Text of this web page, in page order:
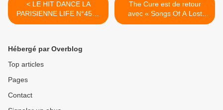
< LE HIT DANCE LA
PARISIENNE LIFE N°451 -
1er NOVEMBRE 2024
The Cure est de retour
avec « Songs Of A Lost
World » ! >
Hébergé par Overblog
Top articles
Pages
Contact